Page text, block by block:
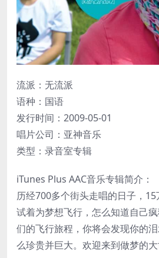
流派：无流派
语种：国语
发行时间：2009-05-01
唱片公司：亚神音乐
类型：录音室专辑
iTunes Plus AAC音乐专辑简介：
历经700多个街头走唱的日子，
试着为梦想飞行，怎么知道自己
们的飞行旅程，你将会发现你的
么珍贵并巨大。欢迎来到做梦的大